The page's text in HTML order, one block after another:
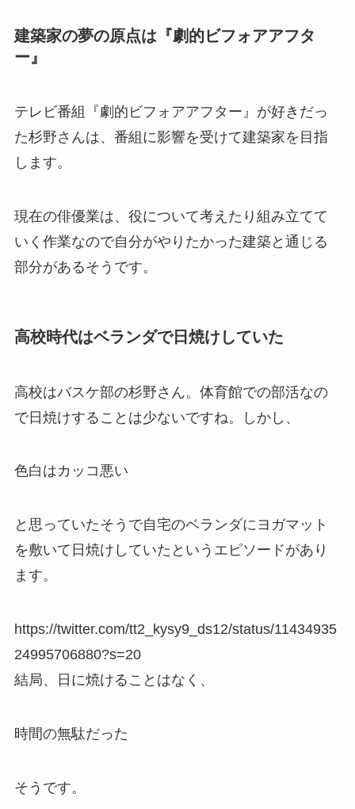
建築家の夢の原点は『劇的ビフォアアフタ
ー』
テレビ番組『劇的ビフォアアフター』が好きだっ
た杉野さんは、番組に影響を受けて建築家を目指
します。
現在の俳優業は、役について考えたり組み立てて
いく作業なので自分がやりたかった建築と通じる
部分があるそうです。
高校時代はベランダで日焼けしていた
高校はバスケ部の杉野さん。体育館での部活なの
で日焼けすることは少ないですね。しかし、
色白はカッコ悪い
と思っていたそうで自宅のベランダにヨガマット
を敷いて日焼けしていたというエピソードがあり
ます。
https://twitter.com/tt2_kysy9_ds12/status/11434935
24995706880?s=20
結局、日に焼けることはなく、
時間の無駄だった
そうです。